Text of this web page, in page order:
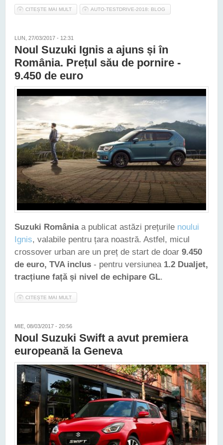
CITEȘTE MAI MULT DESPRE TEST DRIVE SUZUKI SX4 1.0 BOOSTERJET ALLGRIP
AUTO-TESTDRIVE-2018: BLOG
LUN, 27/03/2017 - 12:31
Noul Suzuki Ignis a ajuns și în
România. Prețul său de pornire -
9.450 de euro
Suzuki Româniaa publicat astăzi prețurile noului
Ignis, valabile pentru țara noastră. Astfel, micul
crossover urban are un preț de start de doar 9.450
de euro, TVA inclus - pentru versiunea 1.2 Dualjet,
tracțiune față și nivel de echipare GL.
CITEȘTE MAI MULT
MIE, 08/03/2017 - 20:56
Noul Suzuki Swift a avut premiera
europeană la Geneva